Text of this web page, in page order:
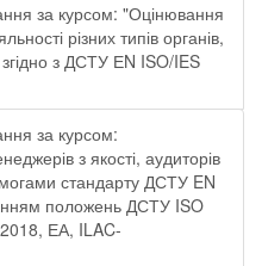
за курсом: "Оцінювання
різних типів органів,
з ДСТУ ЕN ISO/IES
за курсом:
з якості, аудиторів
стандарту ДСТУ EN
положень ДСТУ ISO
ЕА, ILAC-